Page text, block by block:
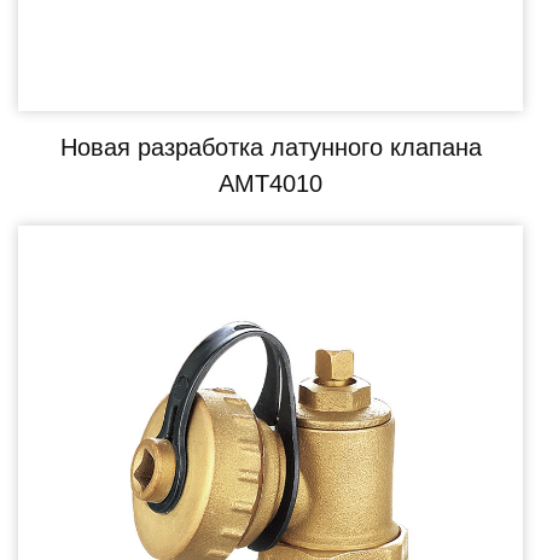
Новая разработка латунного клапана
AMT4010